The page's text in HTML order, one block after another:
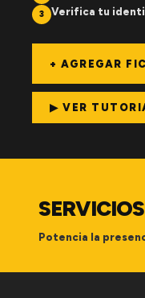
3 Verifica tu
+ AGREGAR
▶ VER
Potencia la